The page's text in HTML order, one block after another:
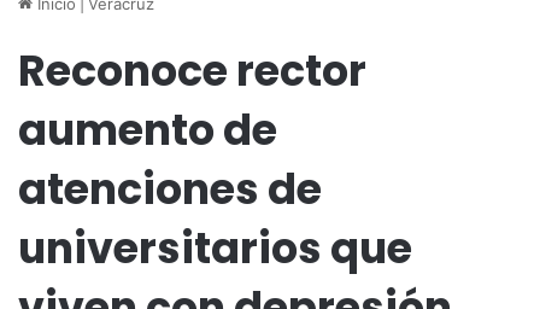
Reconoce rector
aumento de
atenciones de
universitarios que